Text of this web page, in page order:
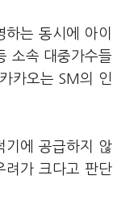
는 동시에 아이
소속 대중가수들
카오는 SM의 인
기에 공급하지 않
려가 크다고 판단